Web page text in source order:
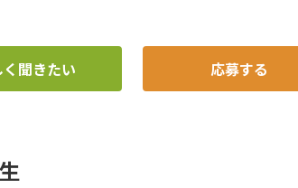
聞きたい 応募する